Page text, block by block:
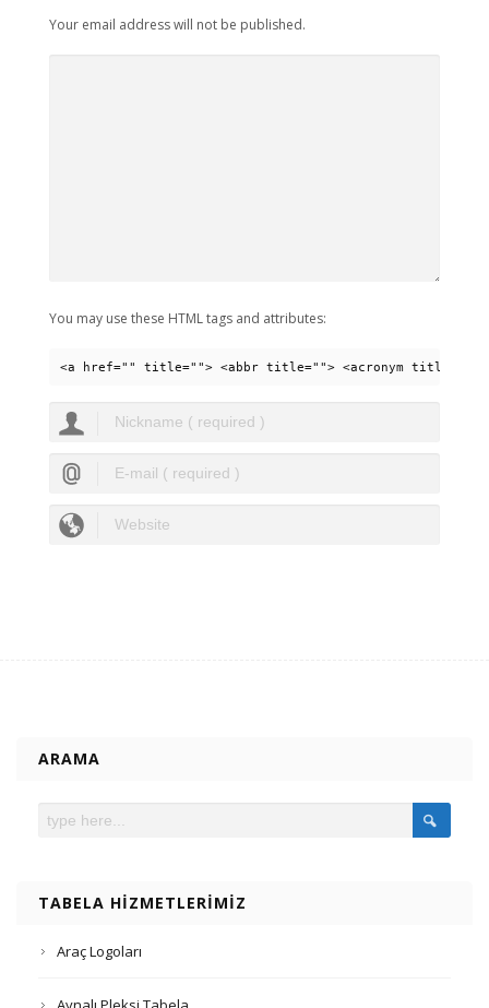
Your email address will not be published.
You may use these HTML tags and attributes:
<a href="" title=""> <abbr title=""> <acronym title="">
ARAMA
TABELA HIZMETLERIMIZ
Araç Logoları